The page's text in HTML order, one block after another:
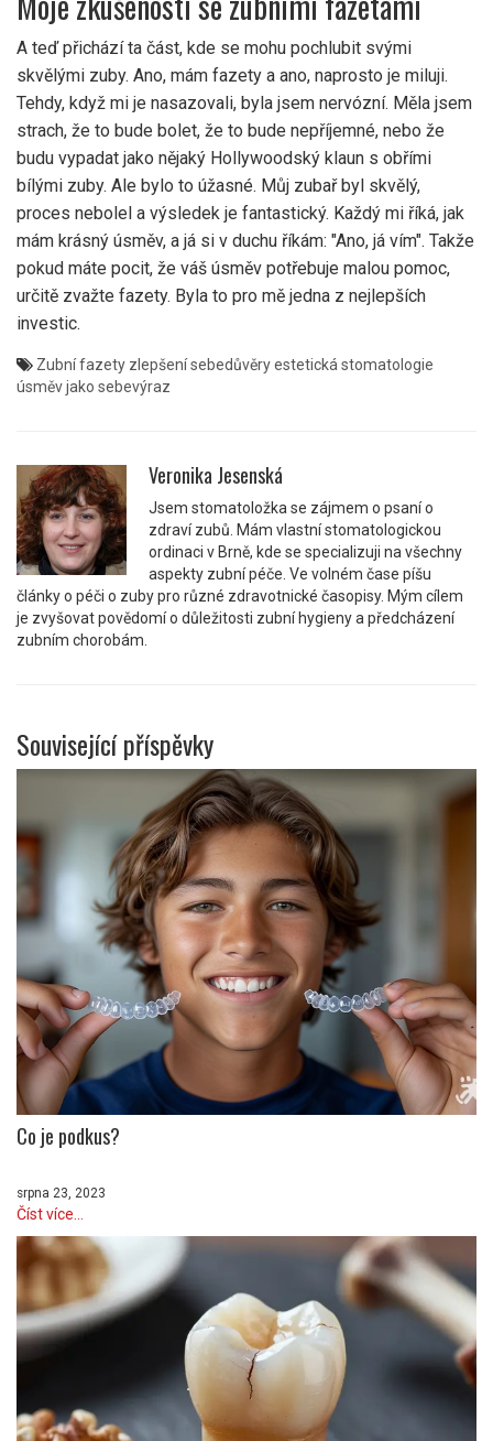
A teď přichází ta část, kde se mohu pochlubit svými
skvělými zuby. Ano, mám fazety a ano, naprosto je miluji.
Tehdy, když mi je nasazovali, byla jsem nervózní. Měla jsem
strach, že to bude bolet, že to bude nepříjemné, nebo že
budu vypadat jako nějaký Hollywoodský klaun s obřími
bílými zuby. Ale bylo to úžasné. Můj zubař byl skvělý,
proces nebolel a výsledek je fantastický. Každý mi říká, jak
mám krásný úsměv, a já si v duchu říkám: "Ano, já vím". Takže
pokud máte pocit, že váš úsměv potřebuje malou pomoc,
určitě zvažte fazety. Byla to pro mě jedna z nejlepších
investic.
Zubní fazety zlepšení sebedůvěryestetická stomatologie
úsměv jako sebevýraz
Veronika Jesenská
Jsem stomatoložka se zájmem o psaní o
zdraví zubů. Mám vlastní stomatologickou
ordinaci v Brně, kde se specializuji na všechny
aspekty zubní péče. Ve volném čase píšu
články o péči o zuby pro různé zdravotnické časopisy. Mým cílem
je zvyšovat povědomí o důležitosti zubní hygieny a předcházení
zubním chorobám.
Související příspěvky
Co je podkus?
srpna 23, 2023
Číst více...